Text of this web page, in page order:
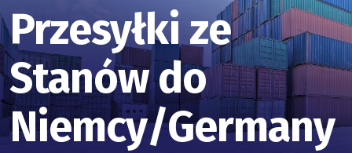
Przesyłki ze
Stanów do
Niemcy/Germany